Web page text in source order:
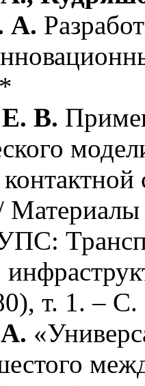
А.
В.
Материалы
т. 1. – С.